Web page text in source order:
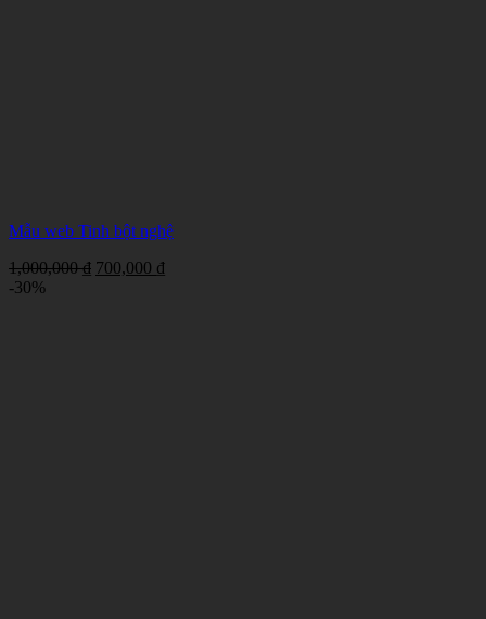
Mẫu web Tinh bột nghệ
1,000,000₫ Giá
700,000 ₫Giá
-30%